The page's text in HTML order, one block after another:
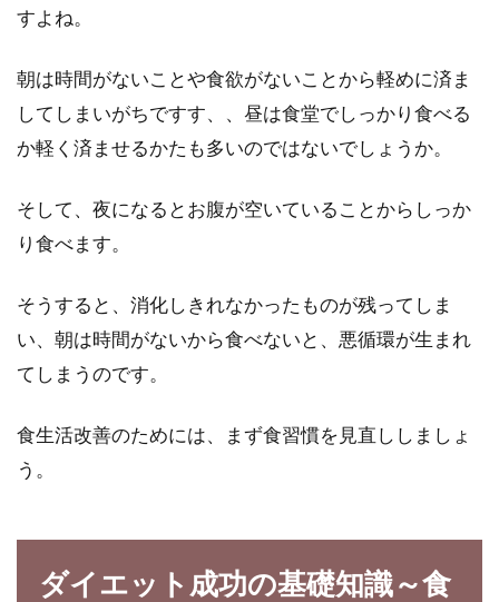
やダイエ...
ネーズはレシピが豊富ですね。しかしレシピに
よっ...
とろ～りグラタン！カロリーオフで
て、高カ...
すよね。
朝は時間がないことや食欲がないことから軽めに済ま
してしまいがちですす、、昼は食堂でしっかり食べる
か軽く済ませるかたも多いのではないでしょうか。
そして、夜になるとお腹が空いていることからしっか
り食べます。
そうすると、消化しきれなかったものが残ってしま
い、朝は時間がないから食べないと、悪循環が生まれ
てしまうのです。
食生活改善のためには、まず食習慣を見直ししましょ
う。
ダイエット成功の基礎知識～食